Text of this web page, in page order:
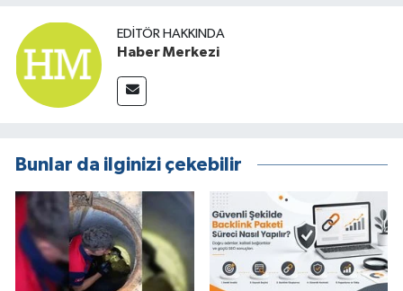
EDITÖR HAKKINDA
Haber Merkezi
Bunlar da ilginizi çekebilir